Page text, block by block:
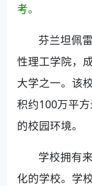
考。
芬兰坦佩
性理工学院，
大学之一。该
积约100万平
的校园环境。
学校拥有
化的学校。学